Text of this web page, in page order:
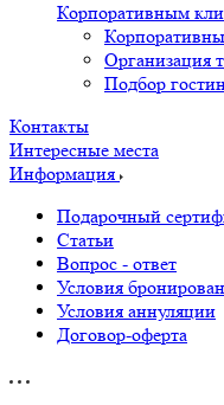
Корпоративным
Организация
Подбор
Контакты
Интересные места
Информация
Подарочный
Статьи
Вопрос - ответ
Условия
Условия аннуляции
Договор-оферта